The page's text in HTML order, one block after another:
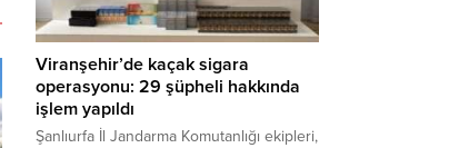
Viranşehir’de kaçak sigara
operasyonu: 29 şüpheli hakkında
işlem yapıldı
Şanlıurfa İl Jandarma Komutanlığı ekipleri,